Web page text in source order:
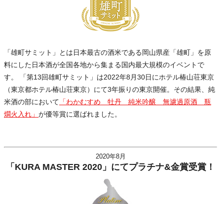
「雄町サミット」とは日本最古の酒米である岡山県産「雄町」を原
料にした日本酒が全国各地から集まる国内最大規模のイベントで
す。 「第13回雄町サミット」は2022年8月30日にホテル椿山荘東京
（東京都ホテル椿山荘東京）にて3年振りの東京開催。その結果、純
米酒の部において 「わかむすめ 牡丹 純米吟醸 無濾過原酒 瓶
燗火入れ」 が優等賞に選ばれました。
2020年8月
「KURA MASTER 2020」にてプラチナ&金賞受賞！